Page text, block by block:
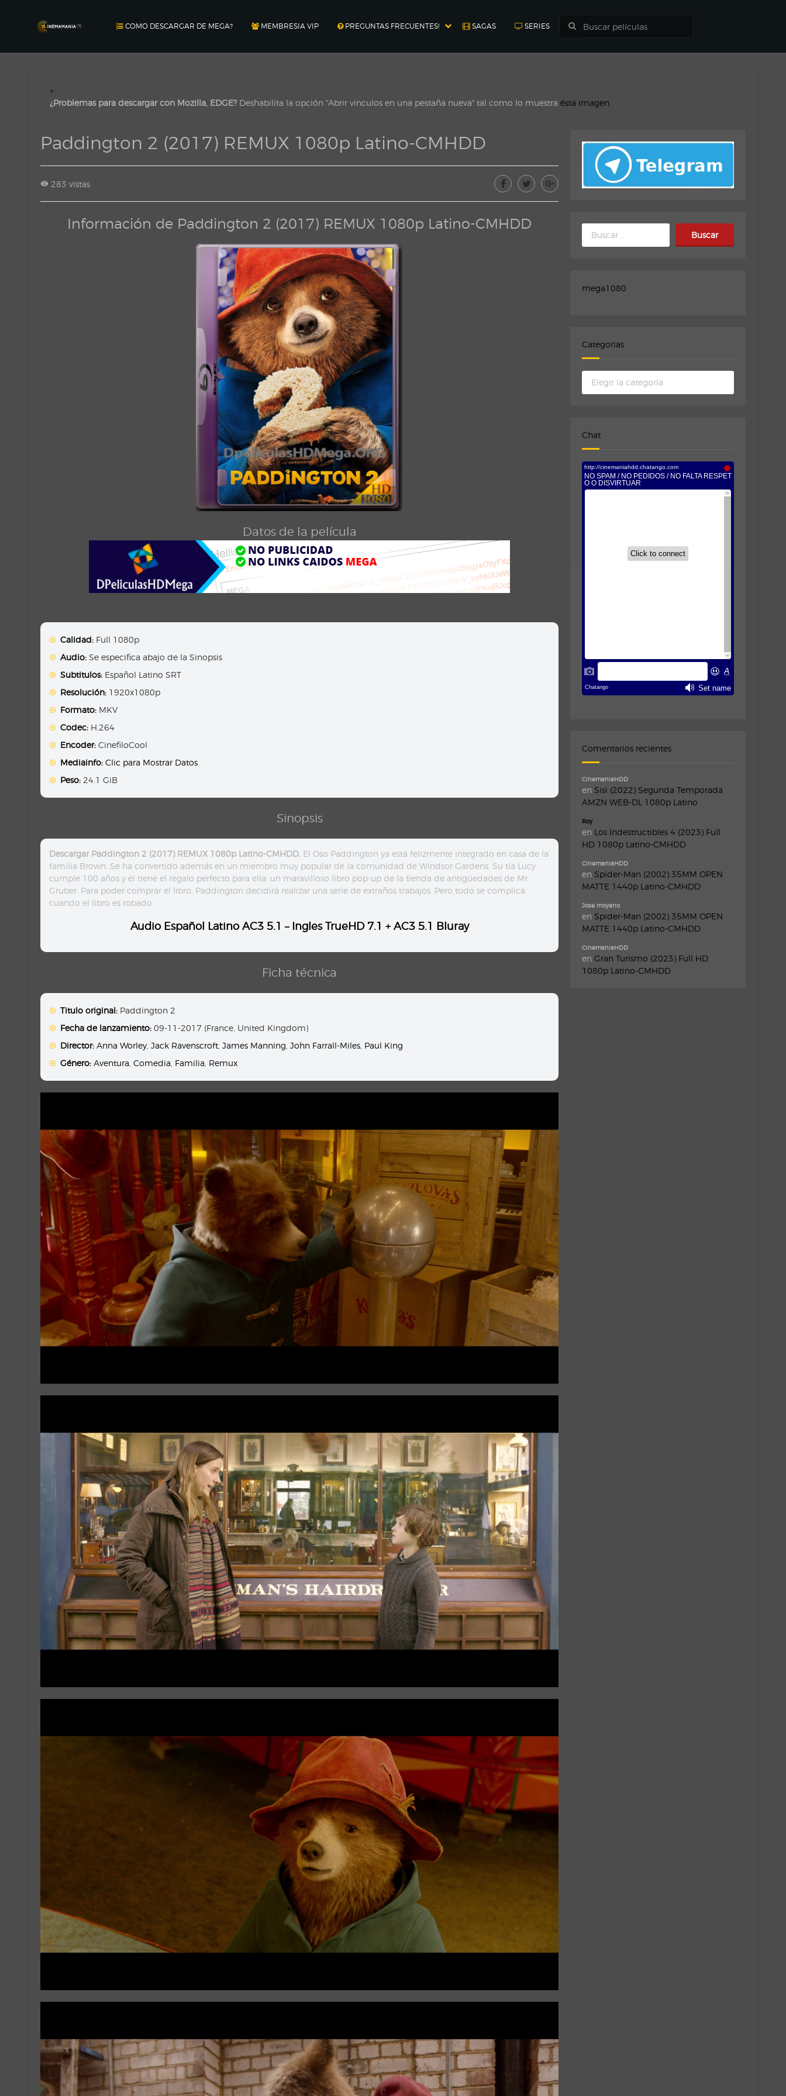
COMO DESCARGAR DE MEGA? MEMBRESIA VIP PREGUNTAS FRECUENTES! SAGAS SERIES
×
¿Problemas para descargar con Mozilla, EDGE? Deshabilita la opción "Abrir vinculos en una pestaña nueva" tal como lo muestra ésta imagen.
Paddington 2 (2017) REMUX 1080p Latino-CMHDD
283 vistas
Información de Paddington 2 (2017) REMUX 1080p Latino-CMHDD
Datos de la película
Calidad: Full 1080p
Audio: Se especifica abajo de la Sinopsis
Subtitulos: Español Latino SRT
Resolución: 1920x1080p
Formato: MKV
Codec: H.264
Encoder: CinefiloCool
Mediainfo: Clic para Mostrar Datos
Peso: 24.1 GiB
Sinopsis
Descargar Paddington 2 (2017) REMUX 1080p Latino-CMHDD. El Oso Paddington ya está felizmente integrado en casa de la
familia Brown. Se ha convertido además en un miembro muy popular de la comunidad de Windsor Gardens. Su tía Lucy
cumple 100 años y él tiene el regalo perfecto para ella: un maravilloso libro pop-up de la tienda de antigüedades de Mr.
Gruber. Para poder comprar el libro, Paddington decidirá realizar una serie de extraños trabajos. Pero todo se complica
cuando el libro es robado.
Audio Español Latino AC3 5.1 – Ingles TrueHD 7.1 + AC3 5.1 Bluray
Ficha técnica
Titulo original: Paddington 2
Fecha de lanzamiento: 09-11-2017 (France, United Kingdom)
Director: Anna Worley ,Jack Ravenscroft ,James Manning ,John Farrall-Miles Paul King
Género: Aventura ,Comedia Familia Remux
Buscar:
mega1080
Categorias
Categorias
Chat
Comentarios recientes
CinemaniaHDD
en Sisi (2022) Segunda Temporada
AMZN WEB-DL 1080p Latino
Roy
en Los Indestructibles 4 (2023) Full
HD 1080p Latino-CMHDD
CinemaniaHDD
en Spider-Man (2002) 35MM OPEN
MATTE 1440p Latino-CMHDD
Jose moyano
en Spider-Man (2002) 35MM OPEN
MATTE 1440p Latino-CMHDD
CinemaniaHDD
en Gran Turismo (2023) Full HD
1080p Latino-CMHDD